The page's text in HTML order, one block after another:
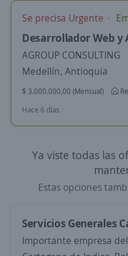
Se precisa Urgente
Desarrollador Web y
AGROUP CONSULTING
Medellín, Antioquia
$ 3.000.000,00 (Mensual)
Hace 6 días
Ya viste todas las
Estas opciones
Servicios Generales
Importante empresa